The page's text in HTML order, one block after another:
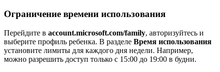
Ограничение времени использования
Перейдите в account.microsoft.com/family, авторизуйтесь и
выберите профиль ребенка. В разделе Время использования
установите лимиты для каждого дня недели. Например,
можно разрешить доступ только с 15:00 до 19:00 в будни.